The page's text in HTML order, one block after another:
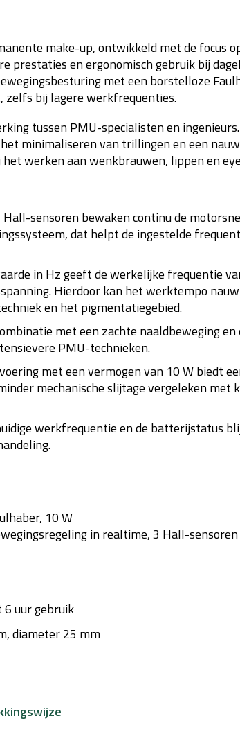
make-up, ontwikkeld met de focus
prestaties en ergonomisch gebruik bij
met een borstelloze
zelfs bij lagere werkfrequenties.
tussen PMU-specialisten en
minimaliseren van trillingen en een
werken aan wenkbrauwen, lippen en
Hall-sensoren bewaken continu de
dat helpt de ingestelde
in Hz geeft de werkelijke frequentie
Hierdoor kan het werktempo
en het pigmentatiegebied.
met een zachte naaldbeweging en
PMU-technieken.
met een vermogen van 10 W biedt
mechanische slijtage vergeleken met
werkfrequentie en de batterijstatus
10 W
in realtime, 3 Hall-sensoren
6 uur gebruik
diameter 25 mm